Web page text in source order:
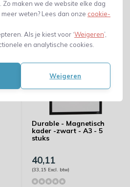
Zo maken we de website elke dag
weten? Lees dan onze cookie-
Als je kiest voor ‘Weigeren’,
en analytische cookies.
Weigeren
Durable - Magnetisch
kader -zwart - A3 - 5
stuks
40,11
(33,15 Excl. btw)